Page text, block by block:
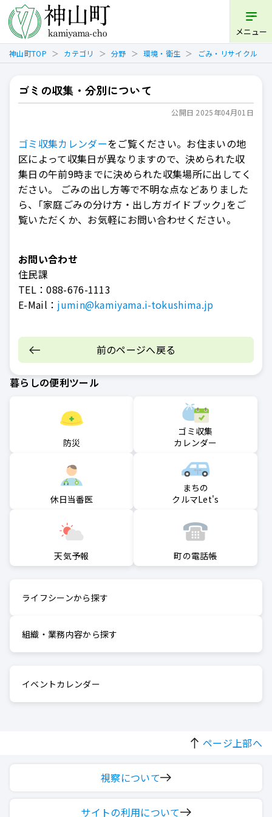
メニュー
神山町TOP カテゴリ 分野 環境・衛生 ごみ・リサイクル
ゴミの収集・分別について
公開日 2025年04月01日
ゴミ収集カレンダーをご覧ください。お住まいの地
区によって収集日が異なりますので、決められた収
集日の午前9時までに決められた収集場所に出してく
ださい。 ごみの出し方等で不明な点などありました
ら、｢家庭ごみの分け方・出し方ガイドブック｣をご
覧いただくか、お気軽にお問い合わせください。
お問い合わせ
住民課
TEL：088-676-1113
E-Mail： jumin@kamiyama.i-tokushima.jp
前のページへ戻る
暮らしの便利ツール
防災
ゴミ収集
カレンダー
休日当番医
まちの
クルマLet's
天気予報 町の電話帳
ライフシーンから探す
組織・業務内容から探す
イベントカレンダー
ページ上部へ
視察について
サイトの利用について